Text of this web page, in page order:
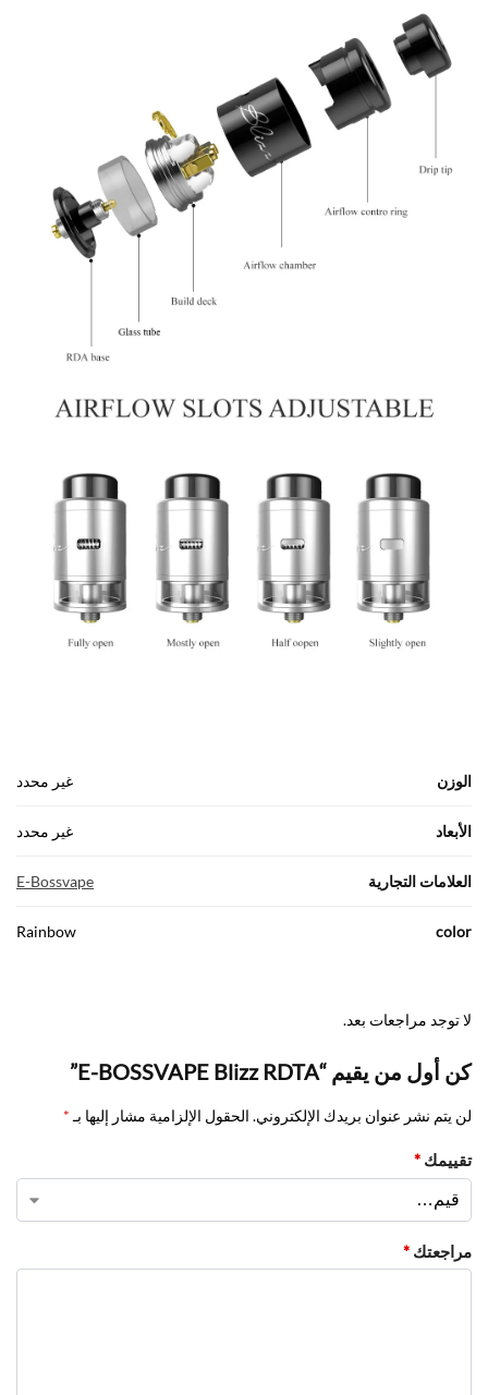
الوزن غير محدد
الأبعاد غير محدد
العلامات التجارية E-Bossvape
color
Rainbow
لا توجد مراجعات بعد.
كن أول من يقيم “E-BOSSVAPE Blizz RDTA”
لن يتم نشر عنوان بريدك الإلكتروني. الحقول الإلزامية مشار إليها بـ *
تقييمك *
مراجعتك *